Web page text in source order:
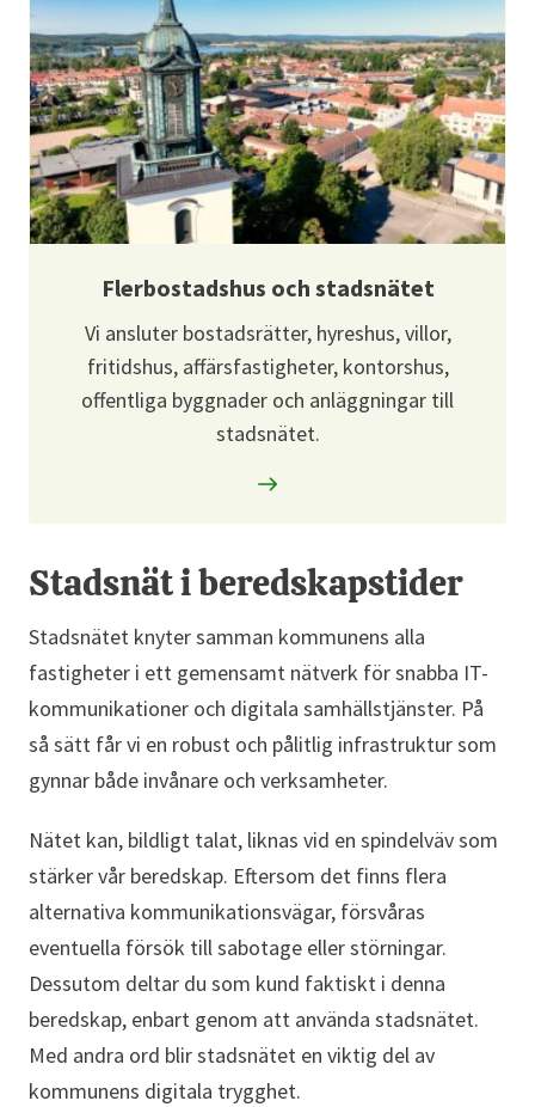
Flerbostadshus och stadsnätet
Vi ansluter bostadsrätter, hyreshus, villor,
fritidshus, affärsfastigheter, kontorshus,
offentliga byggnader och anläggningar till
stadsnätet.
Stadsnät i beredskapstider
Stadsnätet knyter samman kommunens alla
fastigheter i ett gemensamt nätverk för snabba IT-
kommunikationer och digitala samhällstjänster. På
så sätt får vi en robust och pålitlig infrastruktur som
gynnar både invånare och verksamheter.
Nätet kan, bildligt talat, liknas vid en spindelväv som
stärker vår beredskap. Eftersom det finns flera
alternativa kommunikationsvägar, försvåras
eventuella försök till sabotage eller störningar.
Dessutom deltar du som kund faktiskt i denna
beredskap, enbart genom att använda stadsnätet.
Med andra ord blir stadsnätet en viktig del av
kommunens digitala trygghet.